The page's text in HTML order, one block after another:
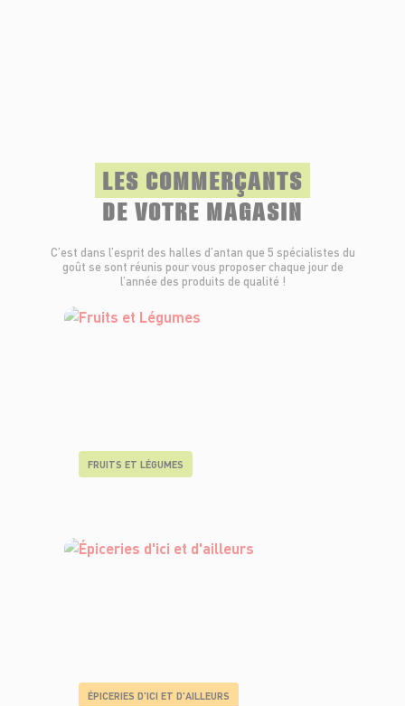
LES COMMERÇANTS
DE VOTRE MAGASIN
C’est dans l’esprit des halles d’antan que 5 spécialistes du
goût se sont réunis pour vous proposer chaque jour de
l’année des produits de qualité !
FRUITS ET LÉGUMES
ÉPICERIES D'ICI ET D'AILLEURS